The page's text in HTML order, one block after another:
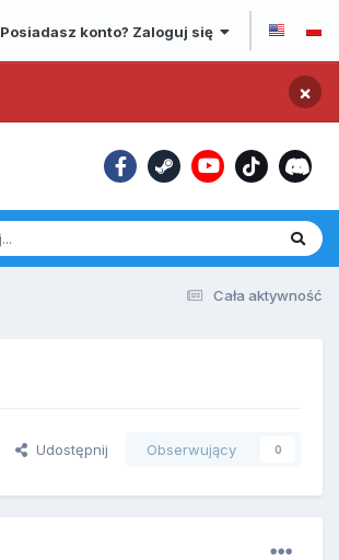
Posiadasz konto? Zaloguj się
×
Cała aktywność
Udostępnij Obserwujący 0